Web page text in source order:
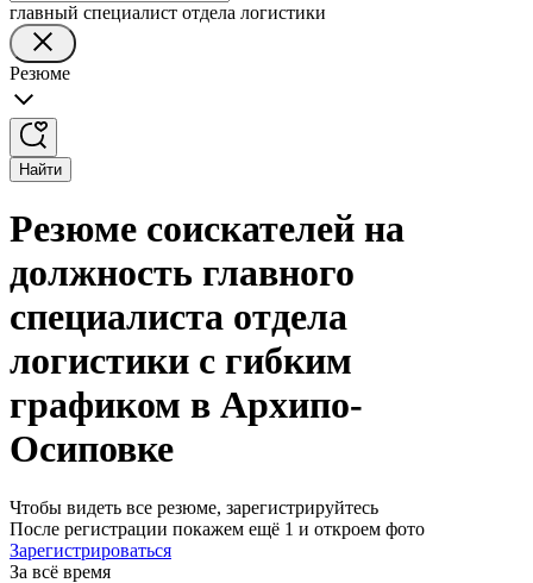
главный специалист отдела логистики
Резюме
Найти
Резюме соискателей на
должность главного
специалиста отдела
логистики с гибким
графиком в Архипо-
Осиповке
Чтобы видеть все резюме, зарегистрируйтесь
После регистрации покажем ещё 1 и откроем фото
Зарегистрироваться
За всё время